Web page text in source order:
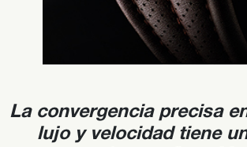
La convergencia precisa
lujo y velocidad tiene